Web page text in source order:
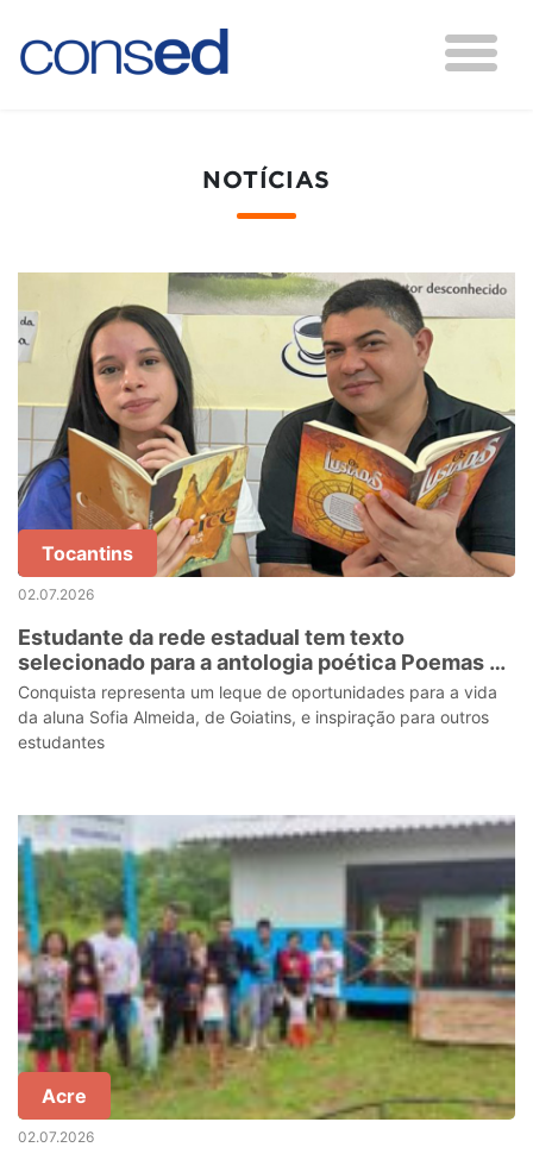
NOTÍCIAS
Tocantins
02.07.2026
Estudante da rede estadual tem texto
selecionado para a antologia poética Poemas e
Desamor
Conquista representa um leque de oportunidades para a vida
da aluna Sofia Almeida, de Goiatins, e inspiração para outros
estudantes
Acre
02.07.2026